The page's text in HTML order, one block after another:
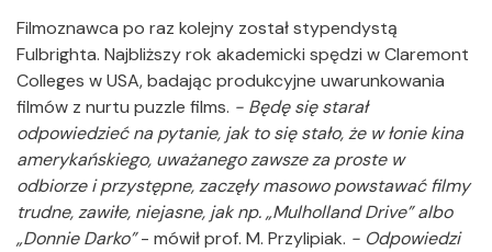
Filmoznawca po raz kolejny został stypendystą
Fulbrighta. Najbliższy rok akademicki spędzi w Claremont
Colleges w USA, badając produkcyjne uwarunkowania
filmów z nurtu puzzle films. - Będę się starał
odpowiedzieć na pytanie, jak to się stało, że w łonie kina
amerykańskiego, uważanego zawsze za proste w
odbiorze i przystępne, zaczęły masowo powstawać filmy
trudne, zawiłe, niejasne, jak np. „Mulholland Drive” albo
„Donnie Darko”- mówił prof. M. Przylipiak. - Odpowiedzi